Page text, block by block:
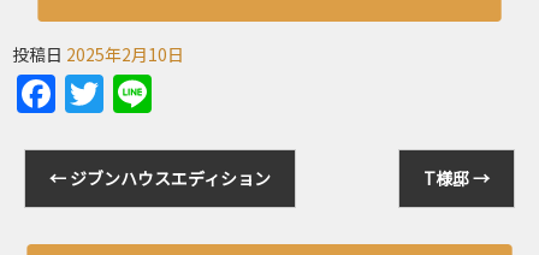
投稿日 2025年2月10日
Facebook
Twitter
← ジブンハウスエディション T様邸→